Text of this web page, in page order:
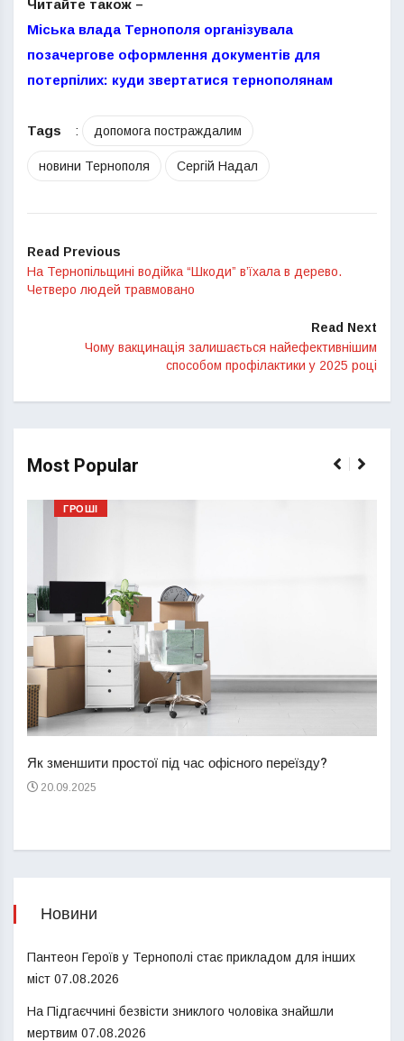
Читайте також –
Міська влада Тернополя організувала
позачергове оформлення документів для
потерпілих: куди звертатися тернополянам
Tags : допомога постраждалим
новини Тернополя Сергій Надал
Read Previous
На Тернопільщині водійка “Шкоди” в’їхала в дерево.
Четверо людей травмовано
Read Next
Чому вакцинація залишається найефективнішим
способом профілактики у 2025 році
Most Popular
ГРОШІ
Як зменшити простої під час офісного переїзду?
20.09.2025
Новини
Пантеон Героїв у Тернополі стає прикладом для інших
міст 07.08.2026
На Підгаєччині безвісти зниклого чоловіка знайшли
мертвим 07.08.2026